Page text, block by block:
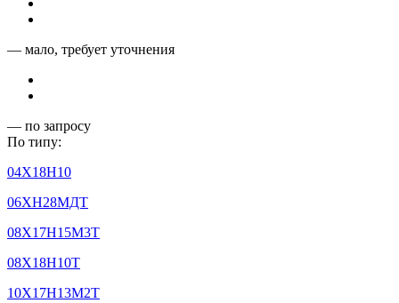
— мало, требует уточнения
— по запросу
По типу:
04Х18Н10
06ХН28МДТ
08Х17Н15М3Т
08Х18Н10Т
10Х17Н13М2Т